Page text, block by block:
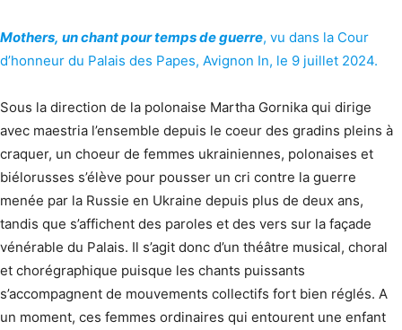
Mothers, un chant pour temps de guerre, vu dans la Cour
d’honneur du Palais des Papes, Avignon In, le 9 juillet 2024.
Sous la direction de la polonaise Martha Gornika qui dirige
avec maestria l’ensemble depuis le coeur des gradins pleins à
craquer, un choeur de femmes ukrainiennes, polonaises et
biélorusses s’élève pour pousser un cri contre la guerre
menée par la Russie en Ukraine depuis plus de deux ans,
tandis que s’affichent des paroles et des vers sur la façade
vénérable du Palais. Il s’agit donc d’un théâtre musical, choral
et chorégraphique puisque les chants puissants
s’accompagnent de mouvements collectifs fort bien réglés. A
un moment, ces femmes ordinaires qui entourent une enfant